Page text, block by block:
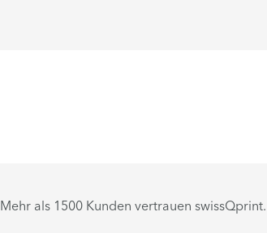
Mehr als 1500 Kunden vertrauen swissQprint.